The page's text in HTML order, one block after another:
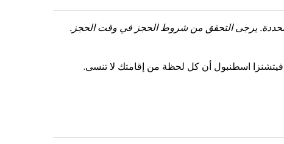
يرجى التحقق من شروط الحجز في وقت الحجز.
فيتشنزا اسطنبول أن كل لحظة من إقامتك لا تنسى.